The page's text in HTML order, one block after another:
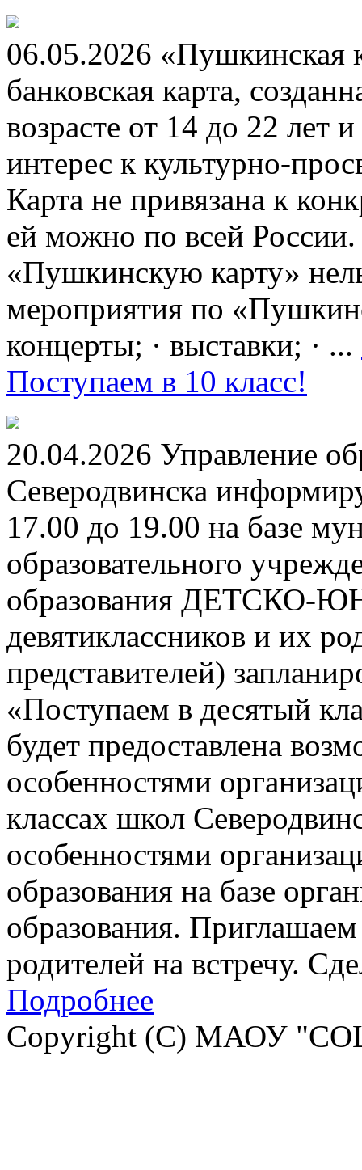
06.05.2026 «Пушкинская
банковская карта,
возрасте от 14 до 22 лет
интерес к культурно-
Карта не привязана к
ей можно по всей
«Пушкинскую карту»
мероприятия по
концерты; · выставки; · ...
Поступаем в 10 класс!
20.04.2026 Управление
Северодвинска
17.00 до 19.00 на базе
образовательного
образования
девятиклассников и их
представителей)
«Поступаем в десятый
будет предоставлена
особенностями
классах школ
особенностями
образования на базе
образования.
родителей на встречу.
Подробнее
Copyright (C) МАОУ